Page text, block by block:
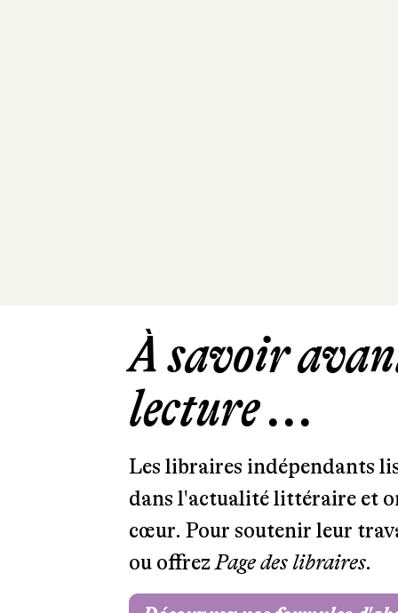
À savoir
lecture ...
Les libraires indépendants
dans l'actualité littéraire et
cœur. Pour soutenir leur
ou offrezPage des libraires.